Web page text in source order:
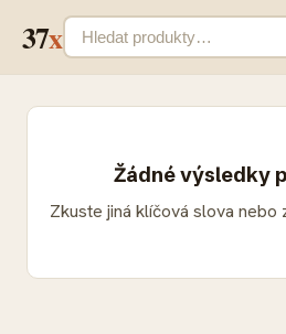
37x
Žádné výsledky
Zkuste jiná klíčová slova